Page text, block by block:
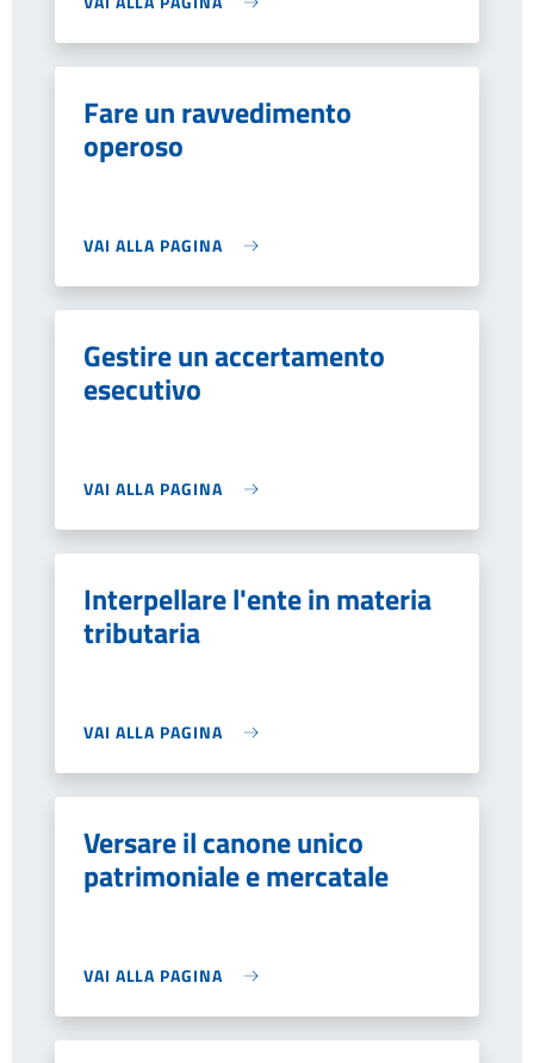
Fare un ravvedimento
operoso
VAI ALLA PAGINA
Gestire un accertamento
esecutivo
VAI ALLA PAGINA
Interpellare l'ente in materia
tributaria
VAI ALLA PAGINA
Versare il canone unico
patrimoniale e mercatale
VAI ALLA PAGINA